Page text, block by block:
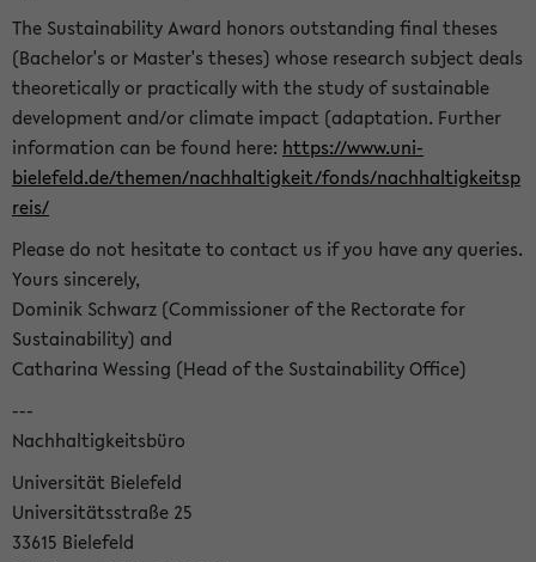
The Sustainability Award honors outstanding final theses
(Bachelor's or Master's theses) whose research subject deals
theoretically or practically with the study of sustainable
development and/or climate impact (adaptation. Further
information can be found here: https://www.uni-
bielefeld.de/themen/nachhaltigkeit/fonds/nachhaltigkeitsp
reis/
Please do not hesitate to contact us if you have any queries.
Yours sincerely,
Dominik Schwarz (Commissioner of the Rectorate for
Sustainability) and
Catharina Wessing (Head of the Sustainability Office)
---
Nachhaltigkeitsbüro
Universität Bielefeld
Universitätsstraße 25
33615 Bielefeld